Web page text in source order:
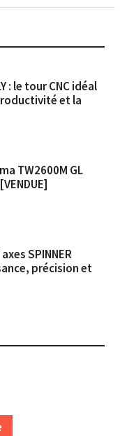
: le tour CNC idéal
et la
TW2600M GL
SPINNER
précision et